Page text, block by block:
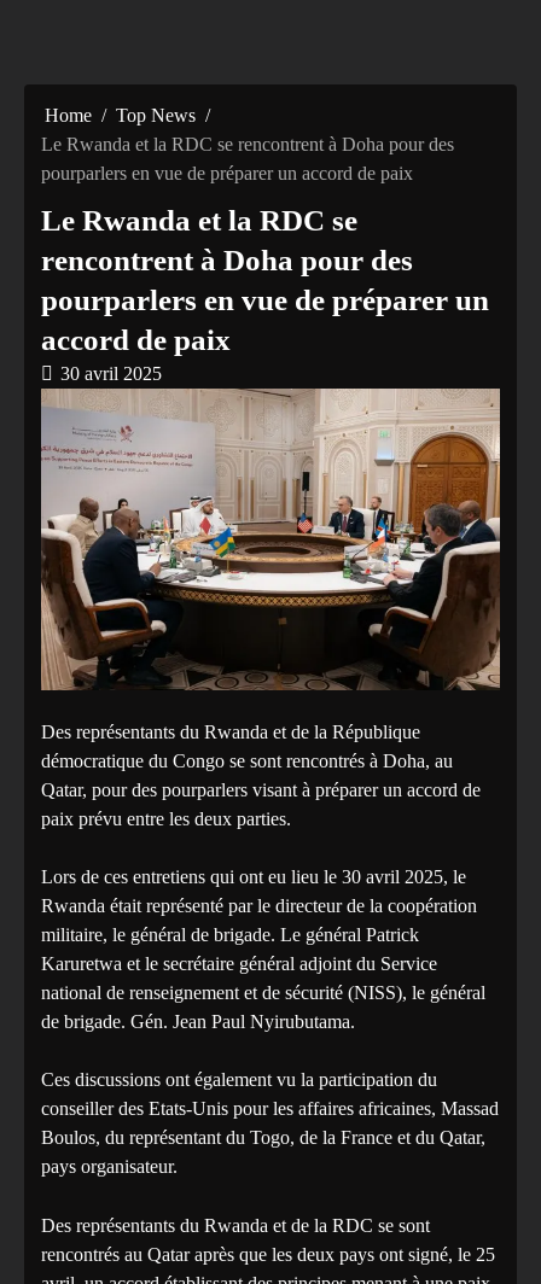
Home
Top News
Le Rwanda et la RDC se rencontrent à Doha pour des
pourparlers en vue de préparer un accord de paix
Le Rwanda et la RDC se
rencontrent à Doha pour des
pourparlers en vue de préparer un
accord de paix
30 avril 2025
Des représentants du Rwanda et de la République
démocratique du Congo se sont rencontrés à Doha, au
Qatar, pour des pourparlers visant à préparer un accord de
paix prévu entre les deux parties.
Lors de ces entretiens qui ont eu lieu le 30 avril 2025, le
Rwanda était représenté par le directeur de la coopération
militaire, le général de brigade. Le général Patrick
Karuretwa et le secrétaire général adjoint du Service
national de renseignement et de sécurité (NISS), le général
de brigade. Gén. Jean Paul Nyirubutama.
Ces discussions ont également vu la participation du
conseiller des Etats-Unis pour les affaires africaines, Massad
Boulos, du représentant du Togo, de la France et du Qatar,
pays organisateur.
Des représentants du Rwanda et de la RDC se sont
rencontrés au Qatar après que les deux pays ont signé, le 25